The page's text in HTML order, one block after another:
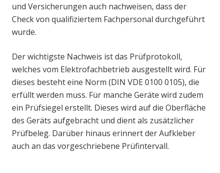
und Versicherungen auch nachweisen, dass der
Check von qualifiziertem Fachpersonal durchgeführt
wurde.
Der wichtigste Nachweis ist das Prüfprotokoll,
welches vom Elektrofachbetrieb ausgestellt wird. Für
dieses besteht eine Norm (DIN VDE 0100 0105), die
erfüllt werden muss. Für manche Geräte wird zudem
ein Prüfsiegel erstellt. Dieses wird auf die Oberfläche
des Geräts aufgebracht und dient als zusätzlicher
Prüfbeleg. Darüber hinaus erinnert der Aufkleber
auch an das vorgeschriebene Prüfintervall.